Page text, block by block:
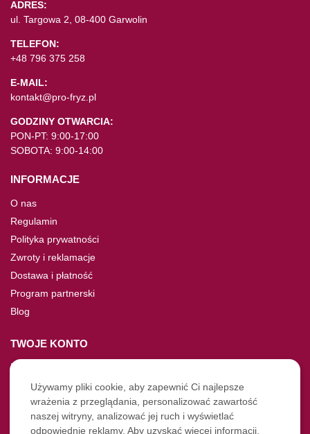
ADRES:
ul. Targowa 2, 08-400 Garwolin
TELEFON:
+48 796 375 258
E-MAIL:
kontakt@pro-fryz.pl
GODZINY OTWARCIA:
PON-PT: 9:00-17:00
SOBOTA: 9:00-14:00
INFORMACJE
O nas
Regulamin
Polityka prywatności
Zwroty i reklamacje
Dostawa i płatność
Program partnerski
Blog
TWOJE KONTO
Moje konto
Nie pamiętasz hasła?
Twoje zamówienia
Używamy pliki cookie, aby zapewnić Ci najlepsze
wrażenia z przeglądania, personalizować zawartość
naszej witryny, analizować jej ruch i wyświetlać
odpowiednie reklamy. Aby uzyskać więcej informacji,